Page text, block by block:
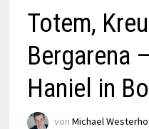
Totem,
Bergarena
Haniel in
von Michael